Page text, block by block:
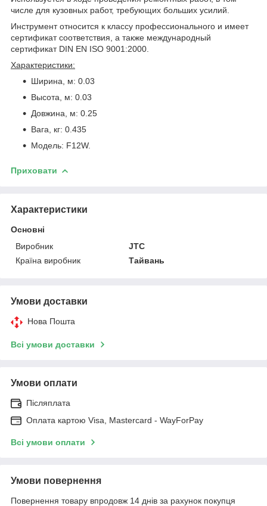
числе для кузовных работ, требующих больших усилий.
Инструмент относится к классу профессионального и имеет
сертификат соответствия, а также международный
сертификат DIN EN ISO 9001:2000.
Характеристики:
Ширина, м: 0.03
Высота, м: 0.03
Довжина, м: 0.25
Вага, кг: 0.435
Модель: F12W.
Приховати
Характеристики
Основні
Виробник
JTC
Країна виробник
Тайвань
Умови доставки
Нова Пошта
Всі умови доставки
Умови оплати
Післяплата
Оплата картою Visa, Mastercard - WayForPay
Всі умови оплати
Умови повернення
Повернення товару впродовж 14 днів за рахунок покупця